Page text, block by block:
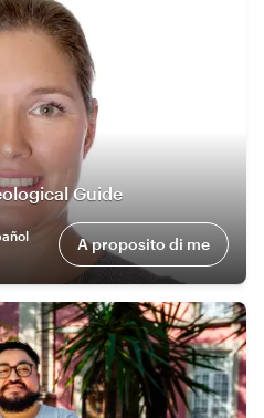
Guide
A proposito di me